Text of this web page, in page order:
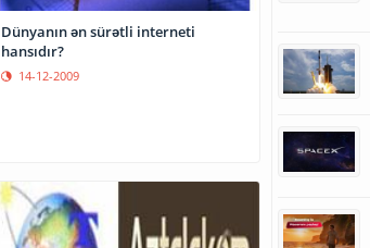
Dünyanın ən sürətli interneti
hansıdır?
14-12-2009